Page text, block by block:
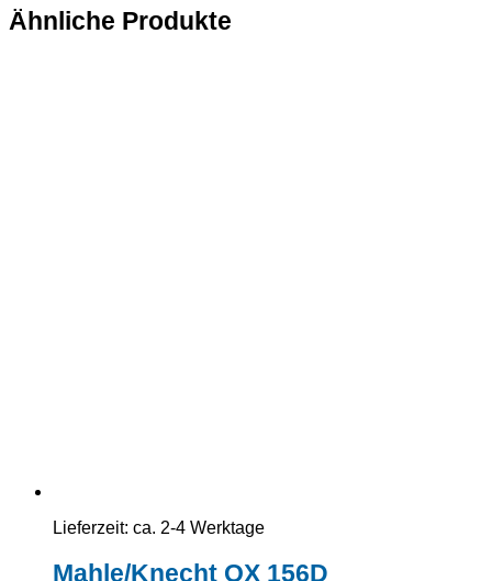
Ähnliche Produkte
Lieferzeit: ca. 2-4 Werktage
Mahle/Knecht OX 156D